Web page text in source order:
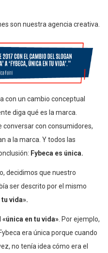
son nuestra agencia creativa.
con un cambio conceptual
diga qué es la marca.
conversar con consumidores,
a la marca. Y todos las
Fybeca es única.
decidimos que nuestro
ser descrito por el mismo
vida».
en tu vida» . Por ejemplo,
era única porque cuando
no tenía idea cómo era el